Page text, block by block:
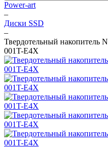
Power-art
–
Диски SSD
–
Твердотельный накопитель
001T-E4X